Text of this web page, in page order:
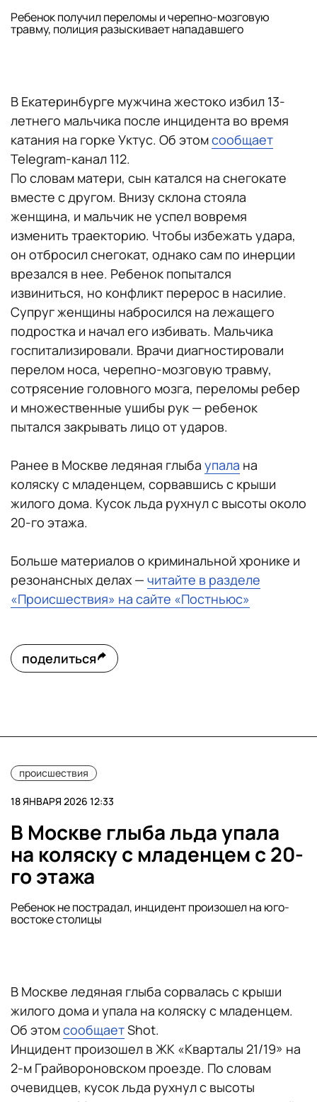
Ребенок получил переломы и черепно-мозговую
травму, полиция разыскивает нападавшего
В Екатеринбурге мужчина жестоко избил 13-
летнего мальчика после инцидента во время
катания на горке Уктус. Об этомсообщает
Telegram-канал 112.
По словам матери, сын катался на снегокате
вместе с другом. Внизу склона стояла
женщина, и мальчик не успел вовремя
изменить траекторию. Чтобы избежать удара,
он отбросил снегокат, однако сам по инерции
врезался в нее. Ребенок попытался
извиниться, но конфликт перерос в насилие.
Супруг женщины набросился на лежащего
подростка и начал его избивать. Мальчика
госпитализировали. Врачи диагностировали
перелом носа, черепно-мозговую травму,
сотрясение головного мозга, переломы ребер
и множественные ушибы рук — ребенок
пытался закрывать лицо от ударов.
Ранее в Москве ледяная глыба упала на
коляску с младенцем, сорвавшись с крыши
жилого дома. Кусок льда рухнул с высоты около
20-го этажа.
Больше материалов о криминальной хронике и
резонансных делах — читайте в разделе
«Происшествия» на сайте «Постньюс»
поделиться
происшествия
18 ЯНВАРЯ 2026 12:33
В Москве глыба льда упала
на коляску с младенцем с 20-
го этажа
Ребенок не пострадал, инцидент произошел на юго-
востоке столицы
В Москве ледяная глыба сорвалась с крыши
жилого дома и упала на коляску с младенцем.
Об этомсообщаетShot.
Инцидент произошел в ЖК «Кварталы 21/19» на
2-м Грайвороновском проезде. По словам
очевидцев, кусок льда рухнул с высоты